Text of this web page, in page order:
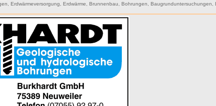
,Erdwärmeversorgung ,Erdwärme ,Brunnenbau ,Bohrungen ,Baugrunduntersuchungen ,